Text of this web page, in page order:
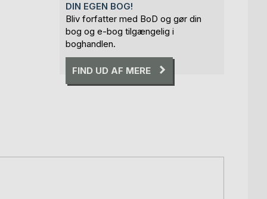
DIN EGEN BOG!
Bliv forfatter med BoD og gør din
bog og e-bog tilgængelig i
boghandlen.
FIND UD AF MERE